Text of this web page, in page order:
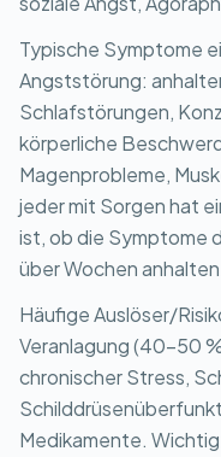
Typische Symptome
Angststörung:
Schlafstörungen,
körperliche
Magenprobleme,
jeder mit Sorgen hat
ist, ob die Symptome
über Wochen
Häufige Auslöser/
Veranlagung (40-50
chronischer Stress,
Medikamente.